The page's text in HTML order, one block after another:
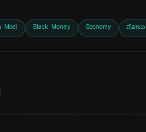
Modi Black Money Economy ನೋಟು